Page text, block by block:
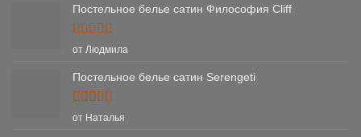
Постельное белье сатин Философия Cliff
Оценка5
от Людмила
Постельное белье сатин Serengeti
Оценка5
от Наталья